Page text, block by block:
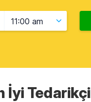
11:00 am
İyi